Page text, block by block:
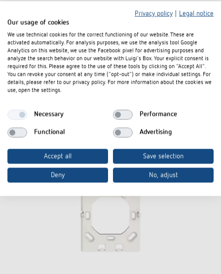
iON KNX iON 102 KNX
Zubehör
Privacy policy
Legal notice
Our usage of cookies
We use technical cookies for the correct functioning of our website. These are
activated automatically. For analysis purposes, we use the analysis tool Google
Analytics on this website, we use the Facebook pixel for advertising purposes and
analyze the search behavior on our website with Luigi's Box. Your explicit consent is
required for this. Please agree to the use of these tools by clicking on "Accept All".
You can revoke your consent at any time ("opt-out") or make individual settings. For
details, please refer to our privacy policy. For more information about the cookies we
use, open the settings.
Necessary Performance
Functional Advertising
Accept all Save selection
Deny No, adjust